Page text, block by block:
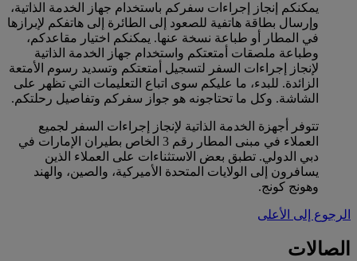
يمكنكم إنجاز إجراءات سفركم باستخدام جهاز الخدمة الذاتية،
وإرسال بطاقة هاتفية للصعود إلى الطائرة إلى هاتفكم لإبرازها
في المطار أو طباعة نسخة عنها. يمكنكم اختيار مقاعدكم،
وطباعة ملصقات أمتعتكم واستخدام جهاز الخدمة الذاتية
لإنجاز إجراءات السفر لتسجيل أمتعتكم وتسديد رسوم الأمتعة
الزائدة. للبدء، ما عليكم سوى اتباع التعليمات التي تظهر على
الشاشة. وكل ما تحتاجونه هو جواز سفركم وتفاصيل رحلتكم.
تتوفر أجهزة الخدمة الذاتية لإنجاز إجراءات السفر لجميع
العملاء في مبنى المطار رقم 3 الخاص بطيران الإمارات في
دبي الدولي. تطبق بعض الاستثناءات على العملاء الذين
يسافرون إلى الولايات المتحدة الأميركية، والصين، والهند
وهونج كونج.
الرجوع إلى الأعلى
الصالات